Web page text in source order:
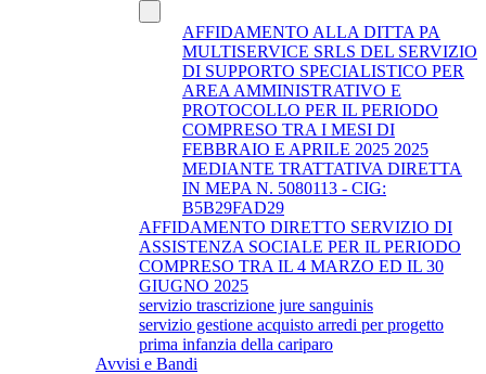
AFFIDAMENTO ALLA DITTA PA
MULTISERVICE SRLS DEL SERVIZIO
DI SUPPORTO SPECIALISTICO PER
AREA AMMINISTRATIVO E
PROTOCOLLO PER IL PERIODO
COMPRESO TRA I MESI DI
FEBBRAIO E APRILE 2025 2025
MEDIANTE TRATTATIVA DIRETTA
IN MEPA N. 5080113 - CIG:
B5B29FAD29
AFFIDAMENTO DIRETTO SERVIZIO DI
ASSISTENZA SOCIALE PER IL PERIODO
COMPRESO TRA IL 4 MARZO ED IL 30
GIUGNO 2025
servizio trascrizione jure sanguinis
servizio gestione acquisto arredi per progetto
prima infanzia della cariparo
Avvisi e Bandi